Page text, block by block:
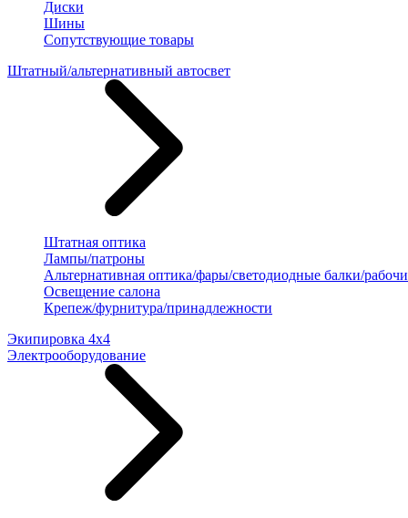
Диски
Шины
Сопутствующие товары
Штатный/альтернативный автосвет
Штатная оптика
Лампы/патроны
Альтернативная оптика/фары/светодиодные балки/
Освещение салона
Крепеж/фурнитура/принадлежности
Экипировка 4х4
Электрооборудование